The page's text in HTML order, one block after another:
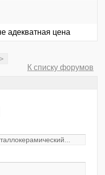
адекватная цена
>
К списку форумов